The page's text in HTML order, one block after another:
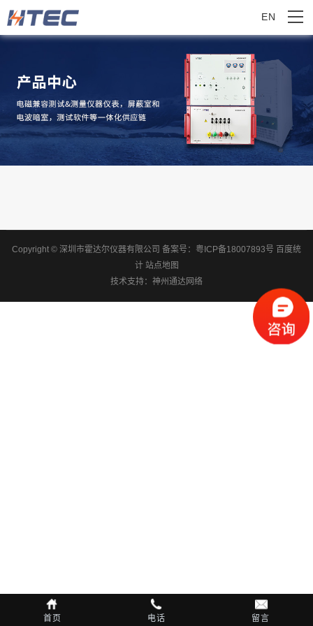
EN
Copyright © 深圳市霍达尔仪器有限公司 备案号： 粤ICP备18007893号 百度统
计 站点地图
技术支持： 神州通达网络
首页 电话 留言